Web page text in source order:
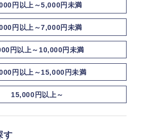
円以上～5,000円未満
円以上～7,000円未満
円以上～10,000円未満
円以上～15,000円未満
15,000円以上～
す